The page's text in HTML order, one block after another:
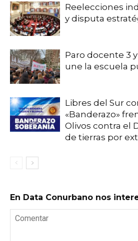
Reelecciones
y disputa
Paro docente 3
une la escuela
Libres del Sur
«Banderazo»
Olivos contra el
de tierras por
En Data Conurbano nos